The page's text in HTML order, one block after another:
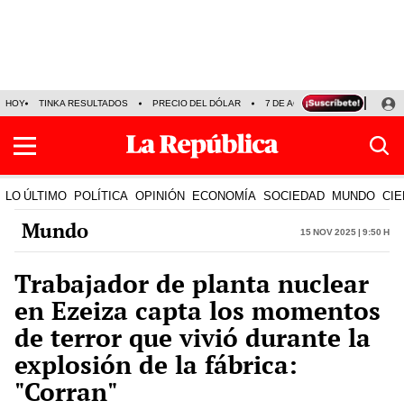
HOY TINKA RESULTADOS PRECIO DEL DÓLAR 7 DE AGOSTO OLLANTA
LO ÚLTIMO POLÍTICA OPINIÓN ECONOMÍA SOCIEDAD MUNDO
Mundo 15 Nov 2025 | 9:50 h
Trabajador de planta nuclear
en Ezeiza capta los momentos
de terror que vivió durante la
explosión de la fábrica:
"Corran"